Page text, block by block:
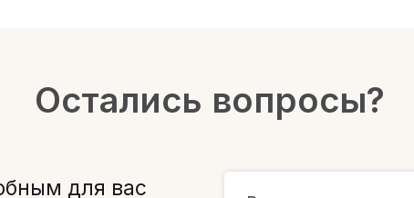
Остались вопросы?
для вас